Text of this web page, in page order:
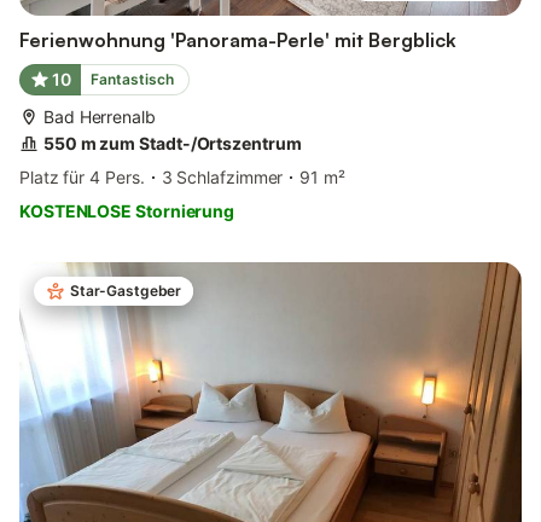
Ferienwohnung 'Panorama-Perle' mit Bergblick
10 Fantastisch
Bad Herrenalb
550 m zum Stadt-/Ortszentrum
Platz für 4 Pers.
3 Schlafzimmer
91 m²
KOSTENLOSE Stornierung
Star-Gastgeber